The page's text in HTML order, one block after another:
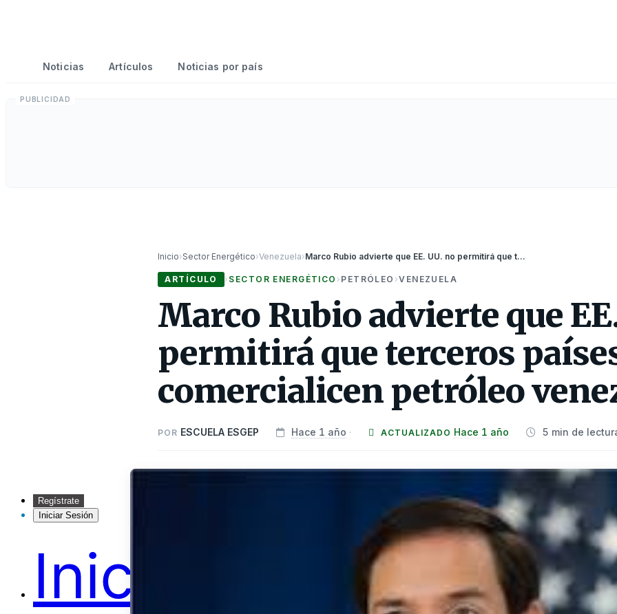
Regístrate
Iniciar Sesión
Inicio
Noticias Artículos Noticias por país
Inicio›Sector Energético›Venezuela› Marco Rubio advierte que EE. UU. no permitirá que terceros países comercialicen petróleo venezolano
ARTÍCULO › SECTOR ENERGÉTICO › PETRÓLEO ›VENEZUELA
Marco Rubio advierte que
permitirá que terceros
comercialicen petróleo
POR ESCUELA ESGEP Hace 1 año · ACTUALIZADO Hace 1 año 5 min de